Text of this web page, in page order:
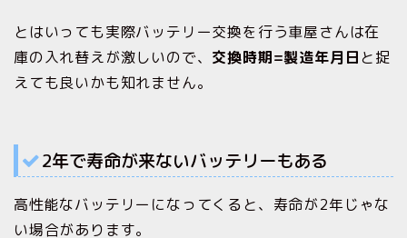
とはいっても実際バッテリー交換を行う車屋さんは在
庫の入れ替えが激しいので、 交換時期=製造年月日と捉
えても良いかも知れません。
2年で寿命が来ないバッテリーもある
高性能なバッテリーになってくると、寿命が2年じゃな
い場合があります。